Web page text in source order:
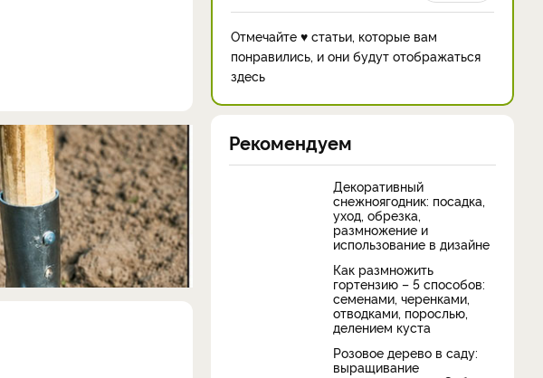
Отмечайте ♥ статьи, которые вам
понравились, и они будут отображаться
здесь
Рекомендуем
Декоративный
снежноягодник: посадка,
уход, обрезка,
размножение и
использование в дизайне
Как размножить
гортензию – 5 способов:
семенами, черенками,
отводками, порослью,
делением куста
Розовое дерево в саду:
выращивание